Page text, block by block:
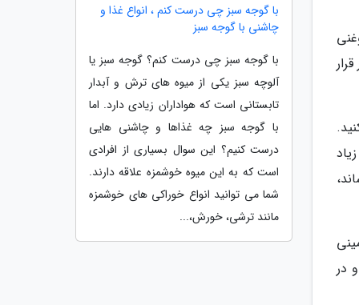
مدت 1 شب در فریزر قرار
در
با گوجه سبز چی درست کنم ، انواع غذا و
چاشنی با گوجه سبز
با گوجه سبز چی درست کنم؟ گوجه سبز یا
آلوچه سبز یکی از میوه های ترش و آبدار
تابستانی است که هواداران زیادی دارد. اما
با گوجه سبز چه غذاها و چاشنی هایی
درست کنیم؟ این سوال بسیاری از افرادی
است که به این میوه خوشمزه علاقه دارند.
شما می توانید انواع خوراکی های خوشمزه
مانند ترشی، خورش،...